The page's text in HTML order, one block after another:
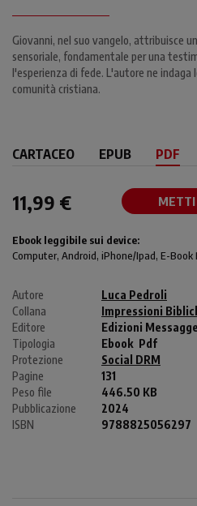
Giovanni, nel suo vangelo, attribuisce
sensoriale, fondamentale per una
l'esperienza di fede. L'autore ne indaga
comunità cristiana.
CARTACEO EPUB PDF
11,99 € METTI
Ebook leggibile sui device:
Computer, Android, iPhone/Ipad, E-Book
Autore
Luca Pedroli
Collana
Impressioni
Editore
Edizioni
Tipologia
Ebook Pdf
Protezione
Social DRM
Pagine
131
Peso file
446.50 KB
Pubblicazione
2024
ISBN
9788825056297